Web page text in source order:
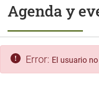
Agenda y
Error: El usuario